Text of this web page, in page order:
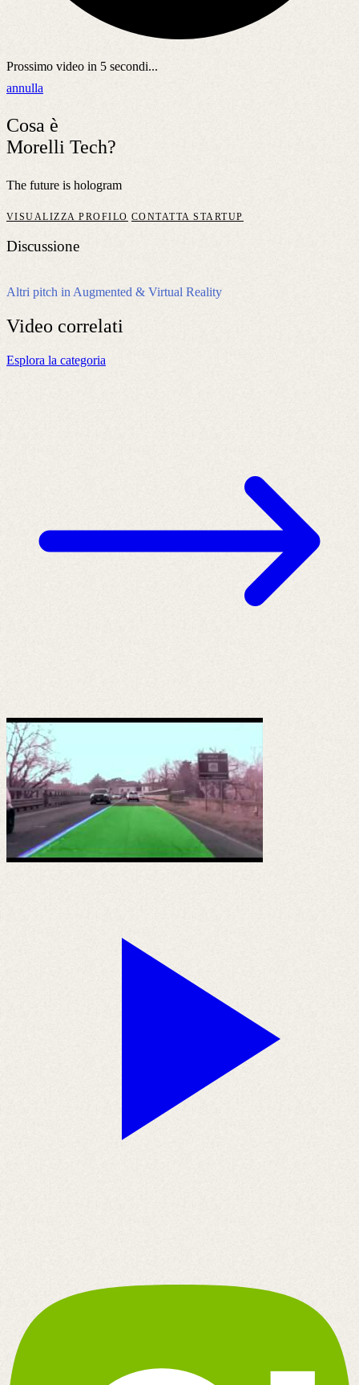
Prossimo video in 5 secondi...
annulla
Cosa è
Morelli Tech?
The future is hologram
VISUALIZZA PROFILO CONTATTA STARTUP
Discussione
Altri pitch in Augmented & Virtual Reality
Video correlati
Esplora la categoria